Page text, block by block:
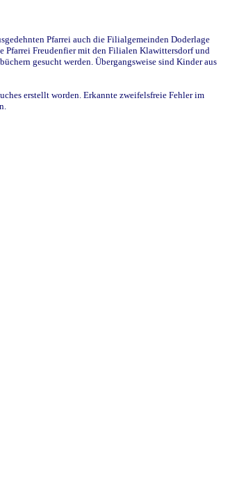
Pfarrei auch die Filialgemeinden Doderlage
Pfarrei Freudenfier mit den Filialen Klawittersdorf und
gesucht werden. Übergangsweise sind Kinder aus
erstellt worden. Erkannte zweifelsfreie Fehler im